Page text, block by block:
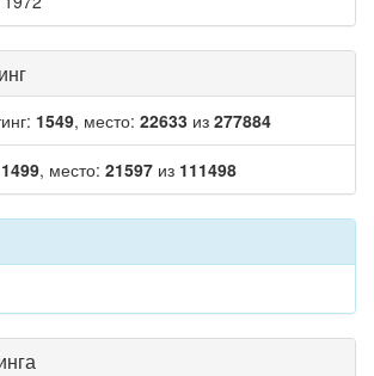
1549, место: 22633 из 277884
1499, место: 21597 из 111498